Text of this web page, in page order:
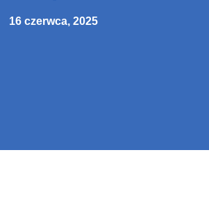
16 czerwca, 2025